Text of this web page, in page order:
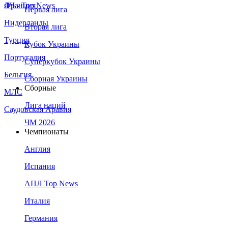
Франция
Нидерланды
Турция
Португалия
Бельгия
МЛС
Саудовская Аравия
ЛЧ - Top News
Первая лига
Вторая лига
Кубок Украины
Суперкубок Украины
Сборная Украины
Сборные
Лига наций
ЧМ 2026
Чемпионаты
Англия
Испания
АПЛ Top News
Италия
Германия